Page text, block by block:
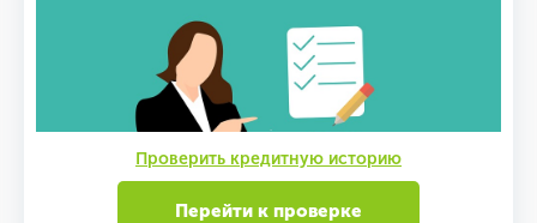
Проверить кредитную историю
Перейти к проверке